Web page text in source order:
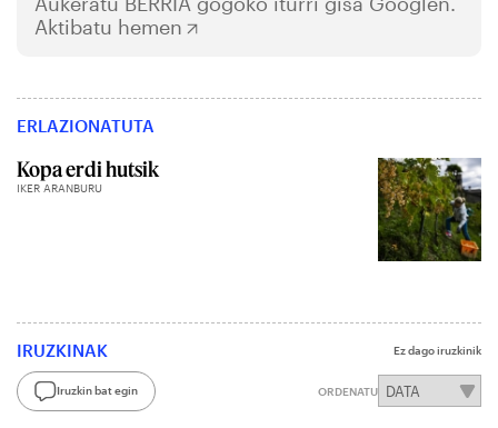
Aktibatu hemen
ERLAZIONATUTA
Kopa erdi hutsik
IKER ARANBURU
IRUZKINAK Ez dago iruzkinik
Iruzkin bat egin ORDENATU